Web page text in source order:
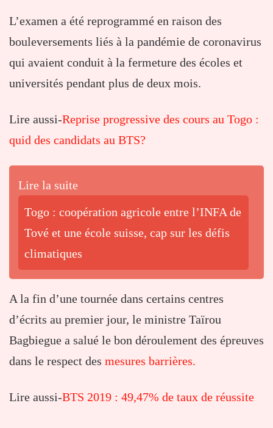
L’examen a été reprogrammé en raison des
bouleversements liés à la pandémie de coronavirus
qui avaient conduit à la fermeture des écoles et
universités pendant plus de deux mois.
Lire aussi-Reprise progressive des cours au Togo :
quid des candidats au BTS?
Lire la suite
Togo : coopération agricole entre l’INFA de
Tové et une école suisse, cap sur les défis
climatiques
A la fin d’une tournée dans certains centres
d’écrits au premier jour, le ministre Taïrou
Bagbiegue a salué le bon déroulement des épreuves
dans le respect des mesures barrières.
Lire aussi-BTS 2019 : 49,47% de taux de réussite